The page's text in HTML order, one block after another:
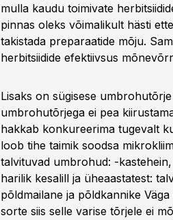
mulla kaudu toimivate
pinnas oleks võimalikult hästi
takistada preparaatide mõju.
herbitsiidide efektiivsus
Lisaks on sügisese
umbrohutõrjega ei pea
hakkab konkureerima tugevalt
loob tihe taimik soodsa
talvituvad umbrohud: -
harilik kesalill ja üheaastatest:
põldmailane ja põldkannike
sorte siis selle varise tõrjele ei